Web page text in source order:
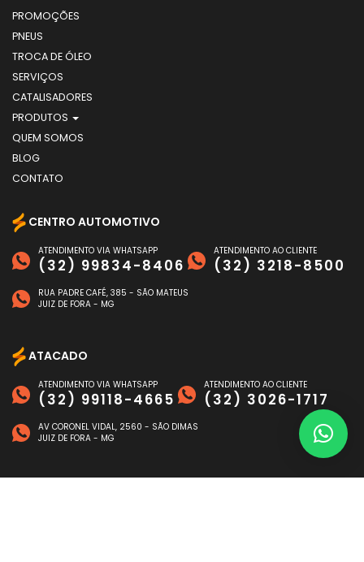
PROMOÇÕES
PNEUS
TROCA DE ÓLEO
SERVIÇOS
CATALISADORES
PRODUTOS
QUEM SOMOS
BLOG
CONTATO
CENTRO AUTOMOTIVO
ATENDIMENTO VIA WHATSAPP
(32) 99834-8406
ATENDIMENTO AO CLIENTE
(32) 3218-8500
RUA PADRE CAFÉ, 385 - SÃO MATEUS
JUIZ DE FORA - MG
ATACADO
ATENDIMENTO VIA WHATSAPP
(32) 99118-4665
ATENDIMENTO AO CLIENTE
(32) 3026-1717
AV CORONEL VIDAL, 2560 - SÃO DIMAS
JUIZ DE FORA - MG